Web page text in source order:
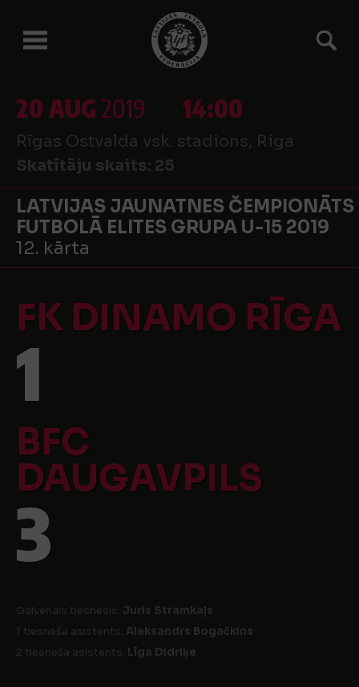
20 AUG2019 14:00
Rīgas Ostvalda vsk. stadions, Riga
Skatītāju skaits: 25
LATVIJAS JAUNATNES ČEMPIONĀTS
FUTBOLĀ ELITES GRUPA U-15 2019
12. kārta
FK DINAMO RĪGA
1
BFC
DAUGAVPILS
3
Galvenais tiesnesis: Juris Stramkaļs
1 tiesneša asistents: Aleksandrs Bogačkins
2 tiesneša asistents: Līga Didriķe